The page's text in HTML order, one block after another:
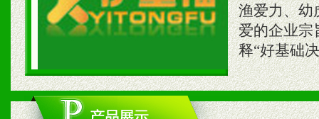
渔爱力、
爱的企业宗
释“好基础